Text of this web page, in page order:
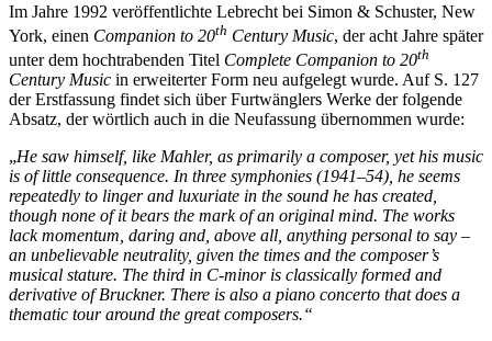
Im Jahre 1992 veröffentlichte Lebrecht bei Simon & Schuster, New
York, einen Companion to 20th Century Music, der acht Jahre später
unter dem hochtrabenden Titel Complete Companion to 20th
Century Music in erweiterter Form neu aufgelegt wurde. Auf S. 127
der Erstfassung findet sich über Furtwänglers Werke der folgende
Absatz, der wörtlich auch in die Neufassung übernommen wurde:
„He saw himself, like Mahler, as primarily a composer, yet his music
is of little consequence. In three symphonies (1941–54), he seems
repeatedly to linger and luxuriate in the sound he has created,
though none of it bears the mark of an original mind. The works
lack momentum, daring and, above all, anything personal to say –
an unbelievable neutrality, given the times and the composer’s
musical stature. The third in C-minor is classically formed and
derivative of Bruckner. There is also a piano concerto that does a
thematic tour around the great composers.“